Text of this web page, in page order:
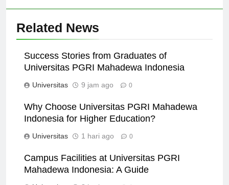
Related News
Success Stories from Graduates of
Universitas PGRI Mahadewa Indonesia
Universitas 9 jam ago 0
Why Choose Universitas PGRI Mahadewa
Indonesia for Higher Education?
Universitas 1 hari ago 0
Campus Facilities at Universitas PGRI
Mahadewa Indonesia: A Guide